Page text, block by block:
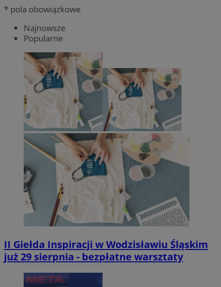
* pola obowiązkowe
Najnowsze
Popularne
II Giełda Inspiracji w Wodzisławiu Śląskim
już 29 sierpnia - bezpłatne warsztaty